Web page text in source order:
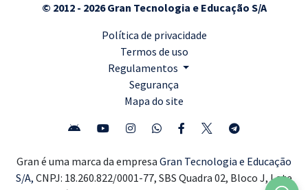
© 2012 - 2026 Gran Tecnologia e Educação S/A
Política de privacidade
Termos de uso
Regulamentos
Segurança
Mapa do site
Gran é uma marca da empresa Gran Tecnologia e Educação
S/A, CNPJ: 18.260.822/0001-77, SBS Quadra 02, Bloco J, Lote